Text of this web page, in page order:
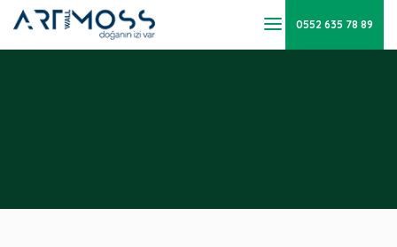
0552 635 78 89